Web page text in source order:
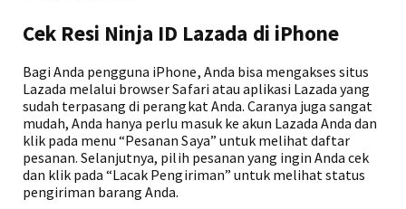
Cek Resi Ninja ID Lazada di iPhone
Bagi Anda pengguna iPhone, Anda bisa mengakses situs
Lazada melalui browser Safari atau aplikasi Lazada yang
sudah terpasang di perangkat Anda. Caranya juga sangat
mudah, Anda hanya perlu masuk ke akun Lazada Anda dan
klik pada menu “Pesanan Saya” untuk melihat daftar
pesanan. Selanjutnya, pilih pesanan yang ingin Anda cek
dan klik pada “Lacak Pengiriman” untuk melihat status
pengiriman barang Anda.